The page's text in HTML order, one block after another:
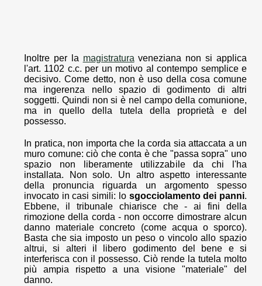
Inoltre per la magistratura veneziana non si applica
l'art. 1102 c.c. per un motivo al contempo semplice e
decisivo. Come detto, non è uso della cosa comune
ma ingerenza nello spazio di godimento di altri
soggetti. Quindi non si è nel campo della comunione,
ma in quello della tutela della proprietà e del
possesso.
In pratica, non importa che la corda sia attaccata a un
muro comune: ciò che conta è che "passa sopra" uno
spazio non liberamente utilizzabile da chi l'ha
installata. Non solo. Un altro aspetto interessante
della pronuncia riguarda un argomento spesso
invocato in casi simili: lo sgocciolamento dei panni.
Ebbene, il tribunale chiarisce che - ai fini della
rimozione della corda - non occorre dimostrare alcun
danno materiale concreto (come acqua o sporco).
Basta che sia imposto un peso o vincolo allo spazio
altrui, si alteri il libero godimento del bene e si
interferisca con il possesso. Ciò rende la tutela molto
più ampia rispetto a una visione "materiale" del
danno.